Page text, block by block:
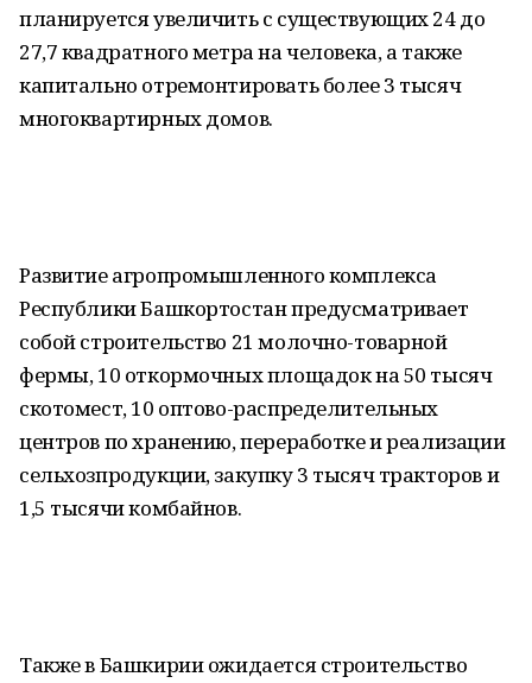
планируется увеличить с существующих 24 до
27,7 квадратного метра на человека, а также
капитально отремонтировать более 3 тысяч
многоквартирных домов.
Развитие агропромышленного комплекса
Республики Башкортостан предусматривает
собой строительство 21 молочно-товарной
фермы, 10 откормочных площадок на 50 тысяч
скотомест, 10 оптово-распределительных
центров по хранению, переработке и реализации
сельхозпродукции, закупку 3 тысяч тракторов и
1,5 тысячи комбайнов.
Также в Башкирии ожидается строительство